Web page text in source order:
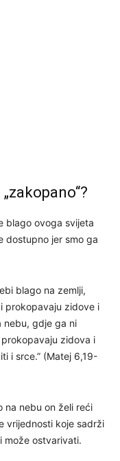
blago ovoga svijeta
dostupno jer smo ga
blago na zemlji,
prokopavaju zidove i
nebu, gdje ga ni
zidova i
i srce.” (Matej 6,19-
na nebu on želi reći
vrijednosti koje sadrži
može ostvarivati.